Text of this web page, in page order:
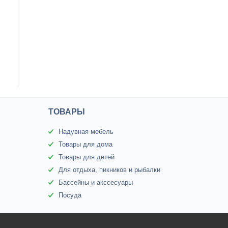
ТОВАРЫ
Надувная мебель
Товары для дома
Товары для детей
Для отдыха, пикников и рыбалки
Бассейны и акссесуары
Посуда